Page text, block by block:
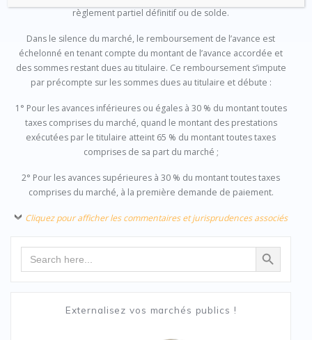
règlement partiel définitif ou de solde.
Dans le silence du marché, le remboursement de l’avance est
échelonné en tenant compte du montant de l’avance accordée et
des sommes restant dues au titulaire. Ce remboursement s’impute
par précompte sur les sommes dues au titulaire et débute :
1° Pour les avances inférieures ou égales à 30 % du montant toutes
taxes comprises du marché, quand le montant des prestations
exécutées par le titulaire atteint 65 % du montant toutes taxes
comprises de sa part du marché ;
2° Pour les avances supérieures à 30 % du montant toutes taxes
comprises du marché, à la première demande de paiement.
Cliquez pour afficher les commentaires et jurisprudences associés
Search Search Button
Externalisez vos marchés publics !